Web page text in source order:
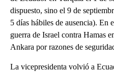
dispuesto, sino el 9 de
5 días hábiles de ausencia). En
guerra de Israel contra Hamas
Ankara por razones de
La vicepresidenta volvió a